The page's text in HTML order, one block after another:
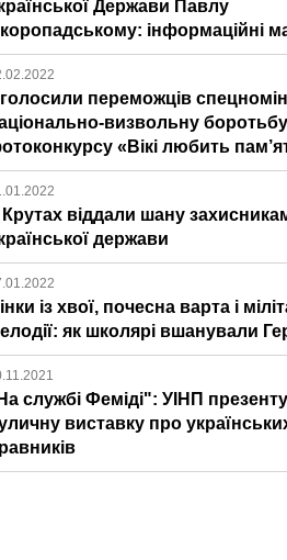
Держави Павлу
інформаційні
переможців
визвольну боротьбу
«Вікі любить
віддали шану
держави
із хвої, почесна варта і
як школярі вшанували
службі Феміді": УІНП
виставку про